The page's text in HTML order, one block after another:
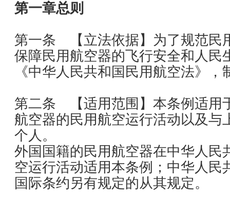
第一章总则
第一条 【立法依据】为了规范民
保障民用航空器的飞行安全和人民
《中华人民共和国民用航空法》，
第二条 【适用范围】本条例适用
航空器的民用航空运行活动以及与
个人。
外国国籍的民用航空器在中华人民
空运行活动适用本条例；中华人民
国际条约另有规定的从其规定。